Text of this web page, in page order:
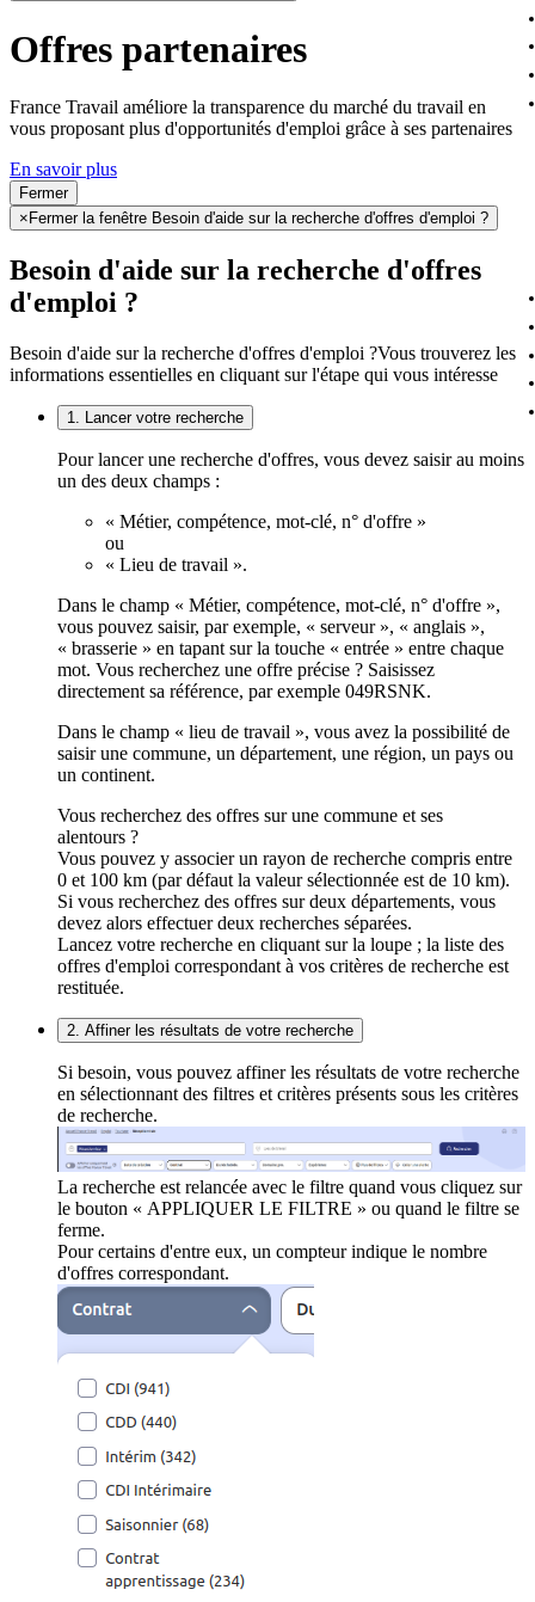
Offres partenaires
France Travail améliore la transparence du marché du travail en
vous proposant plus d'opportunités d'emploi grâce à ses partenaires
En savoir plus
Fermer
× Fermer la fenêtre Besoin d'aide sur la recherche d'offres d'emploi ?
Besoin d'aide sur la recherche d'offres
d'emploi ?
Besoin d'aide sur la recherche d'offres d'emploi ?Vous trouverez les
informations essentielles en cliquant sur l'étape qui vous intéresse
1. Lancer votre recherche
Pour lancer une recherche d'offres, vous devez saisir au moins
un des deux champs :
« Métier, compétence, mot-clé, n° d'offre »
ou
« Lieu de travail ».
Dans le champ « Métier, compétence, mot-clé, n° d'offre »,
vous pouvez saisir, par exemple, « serveur », « anglais »,
« brasserie » en tapant sur la touche « entrée » entre chaque
mot. Vous recherchez une offre précise ? Saisissez
directement sa référence, par exemple 049RSNK.
Dans le champ « lieu de travail », vous avez la possibilité de
saisir une commune, un département, une région, un pays ou
un continent.
Vous recherchez des offres sur une commune et ses
alentours ?
Vous pouvez y associer un rayon de recherche compris entre
0 et 100 km (par défaut la valeur sélectionnée est de 10 km).
Si vous recherchez des offres sur deux départements, vous
devez alors effectuer deux recherches séparées.
Lancez votre recherche en cliquant sur la loupe ; la liste des
offres d'emploi correspondant à vos critères de recherche est
restituée.
2. Affiner les résultats de votre recherche
Si besoin, vous pouvez affiner les résultats de votre recherche
en sélectionnant des filtres et critères présents sous les critères
de recherche.
La recherche est relancée avec le filtre quand vous cliquez sur
le bouton « APPLIQUER LE FILTRE » ou quand le filtre se
ferme.
Pour certains d'entre eux, un compteur indique le nombre
d'offres correspondant.